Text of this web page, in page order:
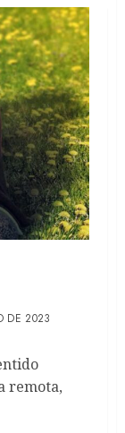
DE 2023
remota,